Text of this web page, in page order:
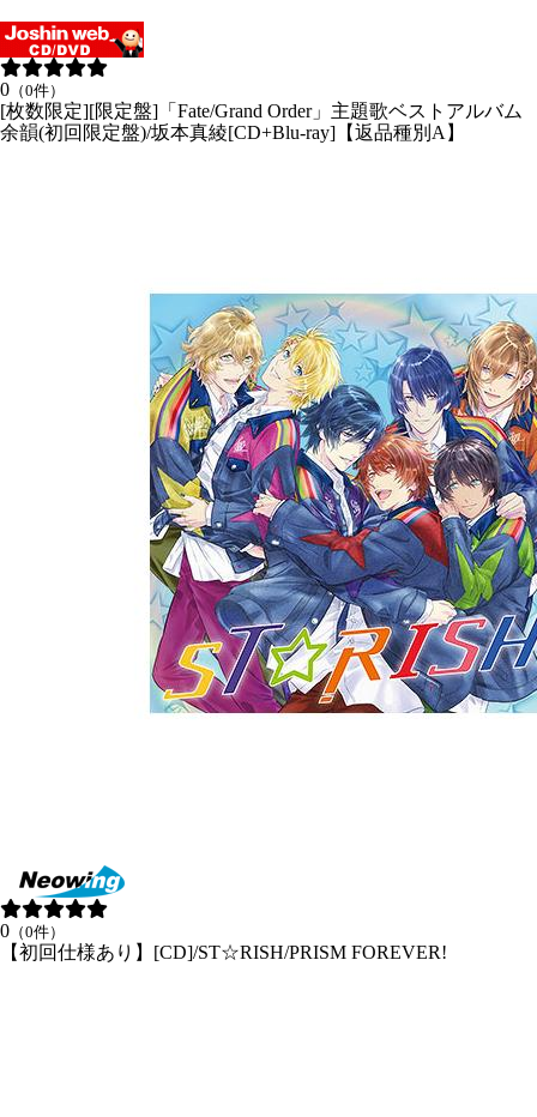
0 （0件）
[枚数限定][限定盤]「Fate/Grand Order」主題歌ベストアルバム
余韻(初回限定盤)/坂本真綾[CD+Blu-ray]【返品種別A】
0 （0件）
【初回仕様あり】[CD]/ST☆RISH/PRISM FOREVER!